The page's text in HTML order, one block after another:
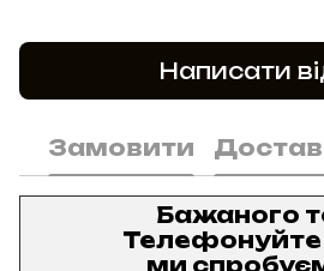
Написати
Замовити
Бажаного
Телефонуйте
ми